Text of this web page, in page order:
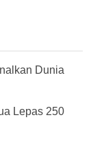
Dunia
Lepas 250